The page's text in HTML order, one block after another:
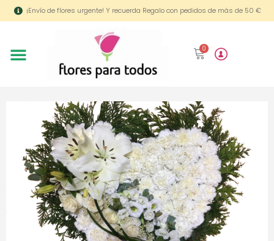
¡Envío de flores urgente! Y recuerda Regalo con pedidos de más de 50 €
0